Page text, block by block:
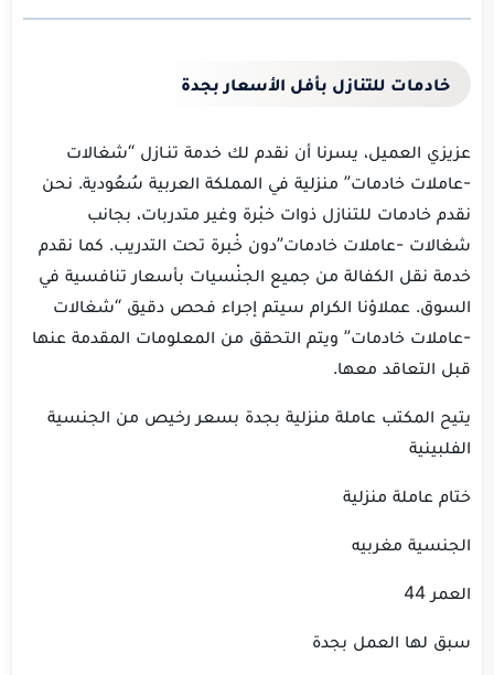
خادمات للتنازل بأفل الأسعار بجدة
عزيزي العميل، يسرنا أن نقدم لك خدمة تنـازل “شغالات
-عاملات خادمات” منزلية في المملكة العربية سُعُودية. نحن
نقدم خادمات للتنازل ذوات خبْرة وغير متدربات، بجانب
شغالات -عاملات خادمات”دون خْبرة تحت التدريب. كما نقدم
خدمة نقل الكفالة من جميع الجنْسيات بأسعار تنافسية في
السوق. عملاؤنا الكرام سيتم إجراء فحص دقيق “شغالات
-عاملات خادمات” ويتم التحقق من المعلومات المقدمة عنها
قبل التعاقد معها.
يتيح المكتب عاملة منزلية بجدة بسعر رخيص من الجنسية
الفلبينية
ختام عاملة منزلية
الجنسية مغربيه
العمر 44
سبق لها العمل بجدة